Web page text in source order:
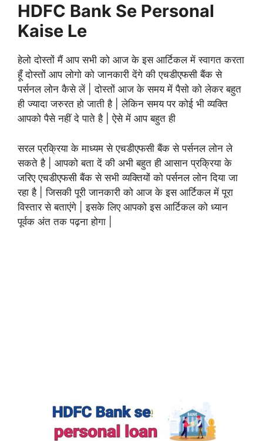
HDFC Bank Se Personal
Kaise Le
हेलो दोस्तों मैं आप सभी को आज के इस आर्टिकल में स्वागत करता
हूँ दोस्तों आप लोगो को जानकारी देंगे की एचडीएफसी बैंक से
पर्सनल लोन कैसे लें | दोस्तों आज के समय में पैसो को लेकर बहुत
ही ज्यादा जरुरत हो जाती है | लेकिन समय पर कोई भी व्यक्ति
आपको पैसे नहीं दे पाते है | ऐसे में आप बहुत ही
सरल प्रक्रिया के माध्यम से एचडीएफसी बैंक से पर्सनल लोन ले
सकते है | आपको बता दें की अभी बहुत ही आसान प्रक्रिया के
जरिए एचडीएफसी बैंक से सभी व्यक्तियों को पर्सनल लोन दिया जा
रहा है | जिसकी पूरी जानकारी को आज के इस आर्टिकल में पूरा
विस्तार से बताएंगे | इसके लिए आपको इस आर्टिकल को ध्यान
पूर्वक अंत तक पढ़ना होगा |